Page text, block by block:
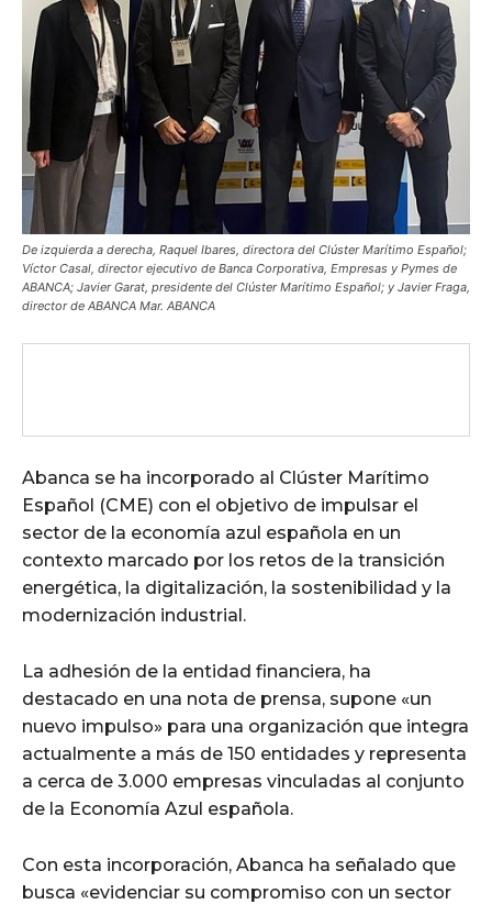
De izquierda a derecha, Raquel Ibares, directora del Clúster Marítimo Español;
Víctor Casal, director ejecutivo de Banca Corporativa, Empresas y Pymes de
ABANCA; Javier Garat, presidente del Clúster Marítimo Español; y Javier Fraga,
director de ABANCA Mar. ABANCA
Abanca se ha incorporado al Clúster Marítimo
Español (CME) con el objetivo de impulsar el
sector de la economía azul española en un
contexto marcado por los retos de la transición
energética, la digitalización, la sostenibilidad y la
modernización industrial.
La adhesión de la entidad financiera, ha
destacado en una nota de prensa, supone «un
nuevo impulso» para una organización que integra
actualmente a más de 150 entidades y representa
a cerca de 3.000 empresas vinculadas al conjunto
de la Economía Azul española.
Con esta incorporación, Abanca ha señalado que
busca «evidenciar su compromiso con un sector